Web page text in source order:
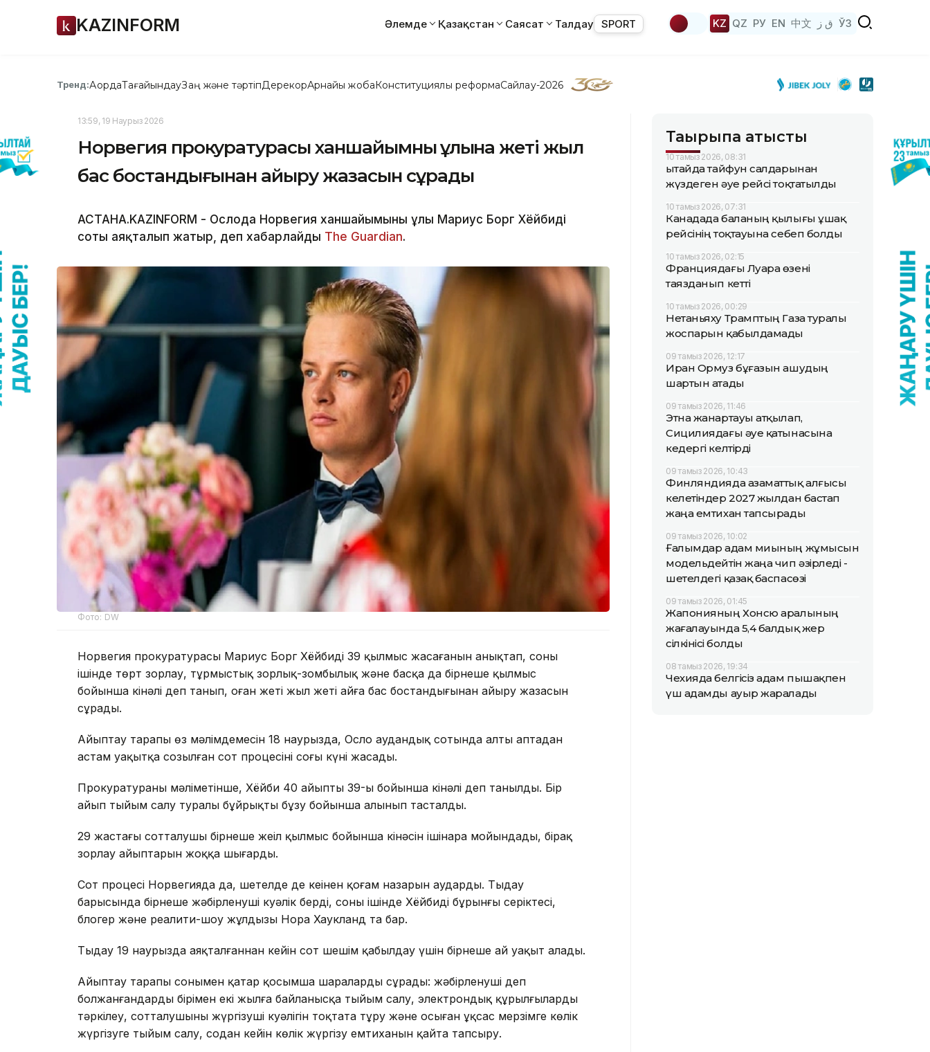
KAZINFORM Әлемде Қазақстан Саясат Талдау SPORT KZ QZ РУ EN 中文 ق ز ЎЗ
Тренд:АқордаТағайындауЗаң және тәртіпДерекқорАрнайы жобаКонституциялық реформаСайлау-2026
13:59, 19 Наурыз 2026
Норвегия прокуратурасы ханшайымның ұлына жеті жыл
бас бостандығынан айыру жазасын сұрады
АСТАНА.KAZINFORM - Ослода Норвегия ханшайымының ұлы Мариус Борг Хёйбидің
соты аяқталып жатыр, деп хабарлайды The Guardian.
Фото: DW
Норвегия прокуратурасы Мариус Борг Хёйбидің 39 қылмыс жасағанын анықтап, соның
ішінде төрт зорлау, тұрмыстық зорлық-зомбылық және басқа да бірнеше қылмыс
бойынша кінәлі деп танып, оған жеті жыл жеті айға бас бостандығынан айыру жазасын
сұрады.
Айыптау тарапы өз мәлімдемесін 18 наурызда, Осло аудандық сотында алты аптадан
астам уақытқа созылған сот процесінің соңғы күні жасады.
Прокуратураның мәліметінше, Хёйби 40 айыптың 39-ы бойынша кінәлі деп танылды. Бір
айып тыйым салу туралы бұйрықты бұзу бойынша алынып тасталды.
29 жастағы сотталушы бірнеше жеңіл қылмыс бойынша кінәсін ішінара мойындады, бірақ
зорлау айыптарын жоққа шығарды.
Сот процесі Норвегияда да, шетелде де кеңінен қоғам назарын аударды. Тыңдау
барысында бірнеше жәбірленуші куәлік берді, соның ішінде Хёйбидің бұрынғы серіктесі,
блогер және реалити-шоу жұлдызы Нора Хаукланд та бар.
Тыңдау 19 наурызда аяқталғаннан кейін сот шешім қабылдау үшін бірнеше ай уақыт алады.
Айыптау тарапы сонымен қатар қосымша шараларды сұрады: жәбірленуші деп
болжанғандардың бірімен екі жылға байланысқа тыйым салу, электрондық құрылғыларды
тәркілеу, сотталушының жүргізуші куәлігін тоқтата тұру және осыған ұқсас мерзімге көлік
жүргізуге тыйым салу, содан кейін көлік жүргізу емтиханын қайта тапсыру.
Тақырыпқа қатысты
10 тамыз 2026, 08:31
Қытайда тайфун салдарынан
жүздеген әуе рейсі тоқтатылды
10 тамыз 2026, 07:31
Канадада баланың қылығы ұшақ
рейсінің тоқтауына себеп болды
10 тамыз 2026, 02:15
Франциядағы Луара өзені
таязданып кетті
10 тамыз 2026, 00:29
Нетаньяху Трамптың Газа туралы
жоспарын қабылдамады
09 тамыз 2026, 12:17
Иран Ормуз бұғазын ашудың
шартын атады
09 тамыз 2026, 11:46
Этна жанартауы атқылап,
Сицилиядағы әуе қатынасына
кедергі келтірді
09 тамыз 2026, 10:43
Финляндияда азаматтық алғысы
келетіндер 2027 жылдан бастап
жаңа емтихан тапсырады
09 тамыз 2026, 10:02
Ғалымдар адам миының жұмысын
модельдейтін жаңа чип әзірледі -
шетелдегі қазақ баспасөзі
09 тамыз 2026, 01:45
Жапонияның Хонсю аралының
жағалауында 5,4 балдық жер
сілкінісі болды
08 тамыз 2026, 19:34
Чехияда белгісіз адам пышақпен
үш адамды ауыр жаралады